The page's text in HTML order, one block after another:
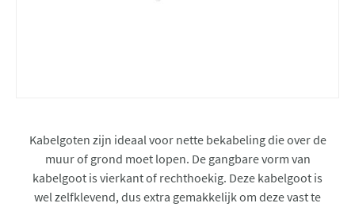
Kabelgoten zijn ideaal voor nette bekabeling die over de
muur of grond moet lopen. De gangbare vorm van
kabelgoot is vierkant of rechthoekig. Deze kabelgoot is
wel zelfklevend, dus extra gemakkelijk om deze vast te